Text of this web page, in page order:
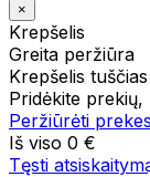
×
Krepšelis
Greita peržiūra
Krepšelis tuščias
Pridėkite prekių,
Peržiūrėti prekes
Iš viso 0 €
Tęsti